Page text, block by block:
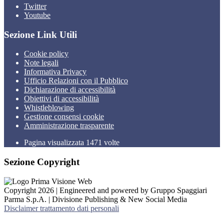
Twitter
Youtube
Sezione Link Utili
Cookie policy
Note legali
Informativa Privacy
Ufficio Relazioni con il Pubblico
Dichiarazione di accessibilità
Obiettivi di accessibilità
Whistleblowing
Gestione consensi cookie
Amministrazione trasparente
Pagina visualizzata 1471 volte
Sezione Copyright
Copyright 2026 | Engineered and powered by Gruppo Spaggiari
Parma S.p.A. | Divisione Publishing & New Social Media
Disclaimer trattamento dati personali